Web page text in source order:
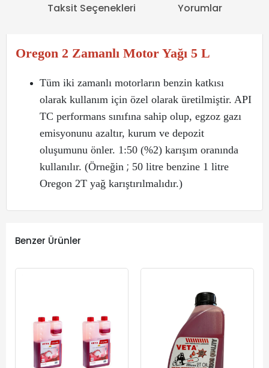
Taksit Seçenekleri Yorumlar
Oregon 2 Zamanlı Motor Yağı 5 L
Tüm iki zamanlı motorların benzin katkısı
olarak kullanım için özel olarak üretilmiştir. API
TC performans sınıfına sahip olup, egzoz gazı
emisyonunu azaltır, kurum ve depozit
oluşumunu önler. 1:50 (%2) karışım oranında
kullanılır. (Örneğin ; 50 litre benzine 1 litre
Oregon 2T yağ karıştırılmalıdır.)
Benzer Ürünler